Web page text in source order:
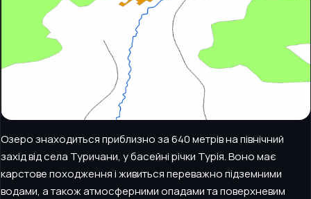
Озеро знаходиться приблизно за 640 метрів на північний
захід від села Туричани, у басейні річки Турія. Воно має
карстове походження і живиться переважно підземними
водами, а також атмосферними опадами та поверхневим